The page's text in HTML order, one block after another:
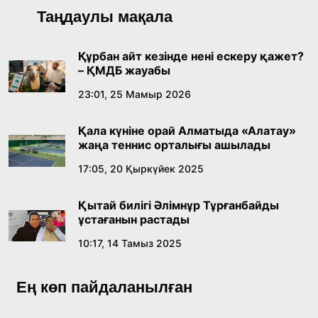
Қонаев қаласының әкімі «Славян базары»
байқауының жеңімпазы Ақерке Амалятты
16:27, 23 Шілде 2026
Қазақ тіліндегі «құт» концептісінің
09:21, 21 Шілде 2026
Абайдың адам тәрбиесі туралы
18:59, 20 Шілде 2026
ме, әлде бәсекелесі ме?
Таңдаулы мақала
Құрбан айт кезінде нені ескеру қажет?
– ҚМДБ жауабы
23:01, 25 Мамыр 2026
Қала күніне орай Алматыда «Алатау»
жаңа теннис орталығы ашылады
17:05, 20 Қыркүйек 2025
Қытай билігі Әлімнұр Тұрғанбайды
ұстағанын растады
10:17, 14 Тамыз 2025
Ең көп пайдаланылған